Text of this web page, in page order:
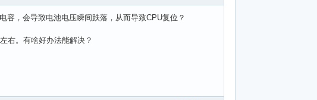
容，会导致电池电压瞬间跌落，从而导致CPU复位？
右。有啥好办法能解决？